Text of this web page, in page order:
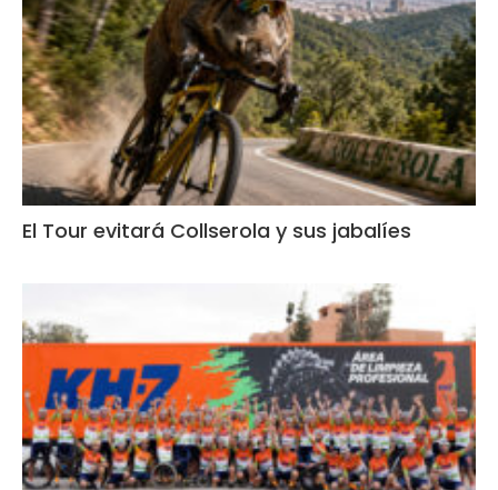
El Tour evitará Collserola y sus jabalíes